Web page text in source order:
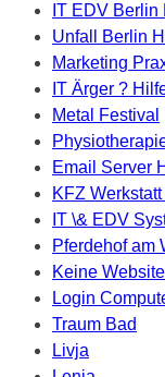
IT EDV Berlin
Unfall Berlin
Marketing
IT Ärger ?
Metal Festival
Email Server
KFZ
IT \& EDV
Pferdehof am
Keine Website
Login
Traum Bad
Livja